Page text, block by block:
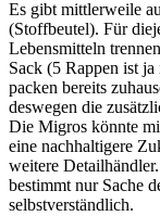
Es gibt mittlerweile
(Stoffbeutel). Für
Lebensmitteln
Sack (5 Rappen ist
packen bereits
deswegen die
Die Migros könnte
eine nachhaltigere
weitere
bestimmt nur Sache
selbstverständlich.